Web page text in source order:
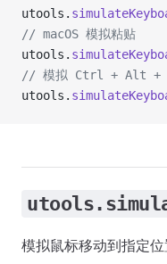
utools.
// macOS 模拟粘贴
utools.
// 模拟 Ctrl + Alt +
utools.
模拟鼠标移动到指定位